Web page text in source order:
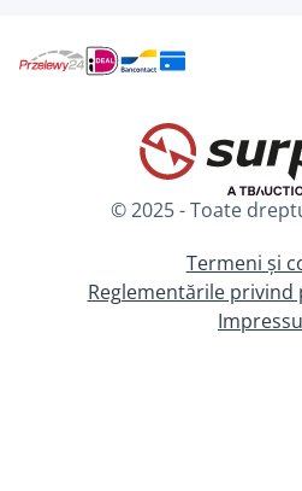
© 2025 - Toate
Termeni și
Reglementările